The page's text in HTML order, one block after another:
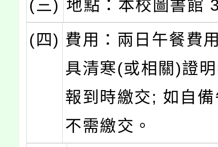
(三) 地點：本校圖書館
(四) 費用：兩日午餐費
具清寒(或相關)證
報到時繳交; 如自
不需繳交。